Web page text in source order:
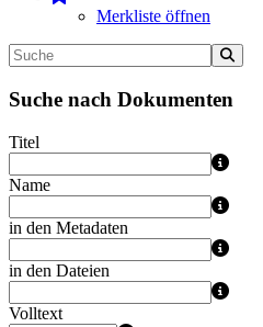
Merkliste öffnen
Suche nach Dokumenten
Titel
Name
in den Metadaten
in den Dateien
Volltext